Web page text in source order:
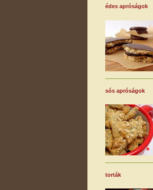
édes apróságok
sós apróságok
torták